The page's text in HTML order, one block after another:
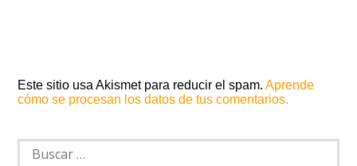
Este sitio usa Akismet para reducir el spam.Aprende
cómo se procesan los datos de tus comentarios.
Buscar: